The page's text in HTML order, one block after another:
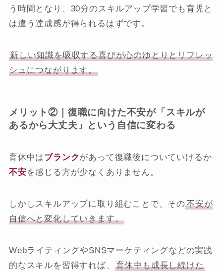
う時間となり、30分のスキルアップ学習でも育児と
は違う達成感が得られるはずです。
新しい知識を吸収する喜びが心のゆとりとリフレッ
シュにつながります。
メリット②｜復職に向けた不安が「スキルが
あるから大丈夫」という自信に変わる
育休中はブランクがあって復職後についていけるか
不安を感じる方が少なくありません。
しかしスキルアップに取り組むことで、その不安が
自信へと変化していきます。
WebライティングやSNSマーケティングなどの実践
的なスキルを習得すれば、
育休中も成長し続けた